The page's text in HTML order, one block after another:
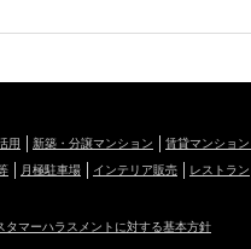
用 新築・分譲マンション 賃貸マンション
月極駐車場 インテリア販売 レストラン
タマーハラスメントに対する基本方針